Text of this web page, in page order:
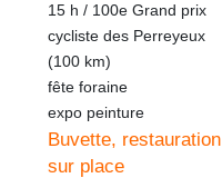
15 h / 100e Grand prix
cycliste des Perreyeux
(100 km)
fête foraine
expo peinture
Buvette, restauration
sur place